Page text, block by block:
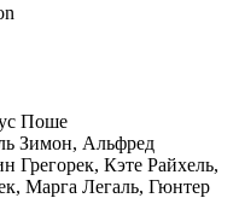
Поше
Зимон, Альфред
Кэте Райхель,
Марга Легаль, Гюнтер